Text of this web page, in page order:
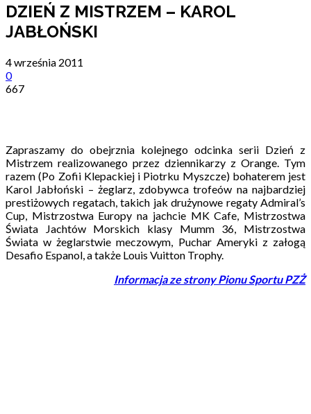
DZIEŃ Z MISTRZEM – KAROL
JABŁOŃSKI
4 września 2011
0
667
Zapraszamy do obejrznia kolejnego odcinka serii Dzień z
Mistrzem realizowanego przez dziennikarzy z Orange. Tym
razem (Po Zofii Klepackiej i Piotrku Myszcze) bohaterem jest
Karol Jabłoński – żeglarz, zdobywca trofeów na najbardziej
prestiżowych regatach, takich jak drużynowe regaty Admiral’s
Cup, Mistrzostwa Europy na jachcie MK Cafe, Mistrzostwa
Świata Jachtów Morskich klasy Mumm 36, Mistrzostwa
Świata w żeglarstwie meczowym, Puchar Ameryki z załogą
Desafio Espanol, a także Louis Vuitton Trophy.
Informacja ze strony Pionu Sportu PZŻ